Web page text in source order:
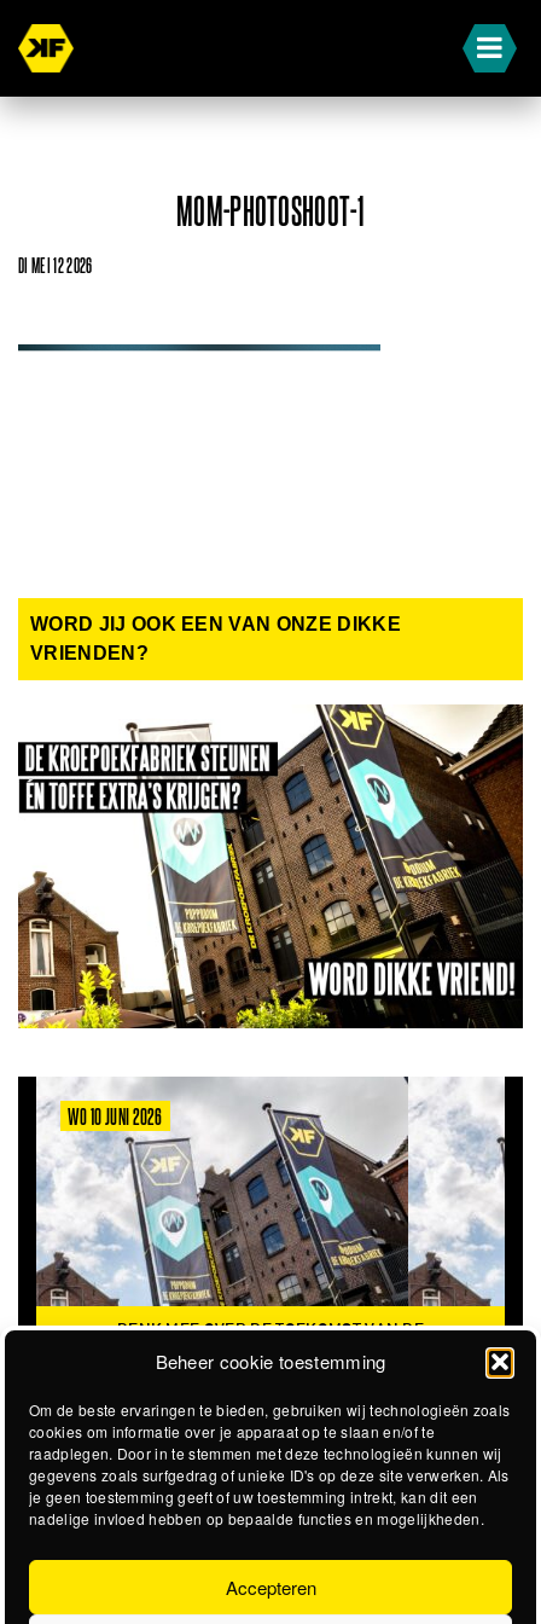
Beheer cookie toestemming
Om de beste ervaringen te bieden, gebruiken wij technologieën zoals
cookies om informatie over je apparaat op te slaan en/of te
raadplegen. Door in te stemmen met deze technologieën kunnen wij
gegevens zoals surfgedrag of unieke ID's op deze site verwerken. Als
je geen toestemming geeft of uw toestemming intrekt, kan dit een
nadelige invloed hebben op bepaalde functies en mogelijkheden.
Accepteren
MOM-PHOTOSHOOT-1
DI MEI 12 2026
WORD JIJ OOK EEN VAN ONZE DIKKE
VRIENDEN?
WO 10 JUNI 2026
DENK MEE OVER DE TOEKOMST VAN DE
KROEPOEKFABRIEK